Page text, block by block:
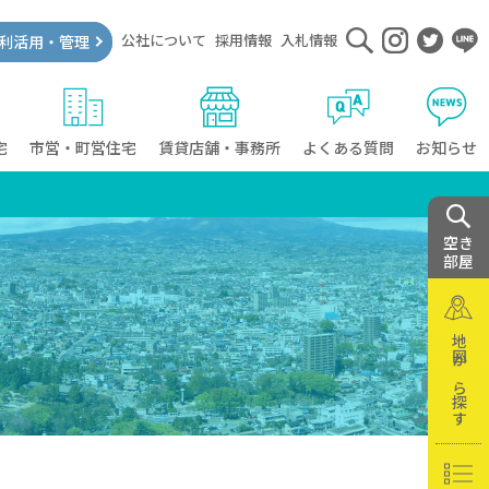
市営・町営住宅 賃貸店舗・事務所 よくある質問 お知らせ
活用・管理 公社について 採用情報 入札情報
空き
部屋
地図から探す